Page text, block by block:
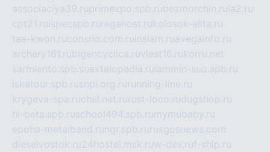
associaciya39.ruprimexpo.spb.rubezmorchin.ru ia2.ru
cpt21.ru ispecspb.ru regahost.rukolosok-elita.ru
tae-kwon.ruconsrio.com.ru insiam.ruavegainfo.ru
archery161.rubigencyclica.ruvlast16.rukorru.net
sarmiento.spb.suextelopedia.ru lammin-suo.spb.ru
iskatour.spb.rusnpi.org.ru running-line.ru
krygeva-spa.ruchel.net.ru rust-loco.rudugshop.ru
hl-beta.spb.ruschool494.spb.ru mymubaby.ru
epoha-metalband.ru ngr.spb.ru rusgosnews.com
dieselvostok.ru24hostel.msk.ruw-dev.ruf-ship.ru